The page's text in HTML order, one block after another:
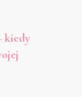
kiedy